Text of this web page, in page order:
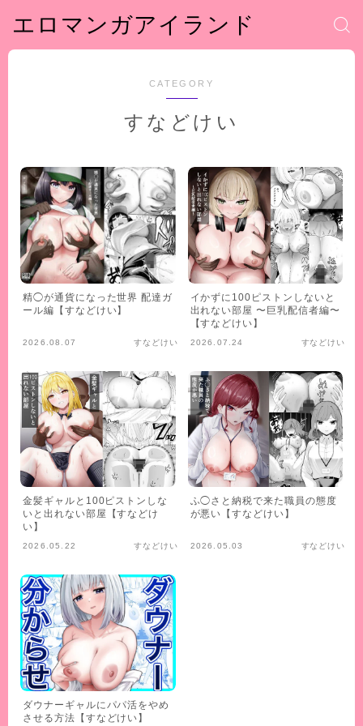
エロマンガアイランド
CATEGORY
すなどけい
精◯が通貨になった世界 配達ガ
ール編【すなどけい】
2026.08.07 すなどけい
イかずに100ピストンしないと
出れない部屋 〜巨乳配信者編〜
【すなどけい】
2026.07.24 すなどけい
金髪ギャルと100ピストンしな
いと出れない部屋【すなどけ
い】
2026.05.22 すなどけい
ふ◯さと納税で来た職員の態度
が悪い【すなどけい】
2026.05.03 すなどけい
ダウナーギャルにパパ活をやめ
させる方法【すなどけい】